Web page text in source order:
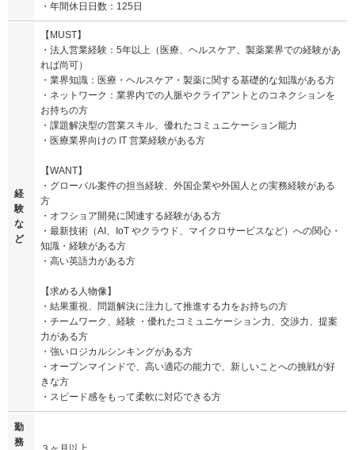
・年間休日日数：125日
経
験
な
ど
【MUST】
・法人営業経験：5年以上（医療、ヘルスケア、製薬業界での経験があ
れば尚可）
・業界知識：医療・ヘルスケア・製薬に関する基礎的な知識がある方
・ネットワーク：業界内での人脈やクライアントとのコネクションを
お持ちの方
・課題解決型の営業スキル、優れたコミュニケーション能力
・医療業界向けの IT 営業経験がある方
【WANT】
・グローバル案件の担当経験、外国企業や外国人との実務経験がある
方
・オフショア開発に関連する経験がある方
・最新技術（AI、IoT やクラウド、マイクロサービスなど）への関心・
知識・経験がある方
・高い英語力がある方
【求める人物像】
・結果重視、問題解決に注力して推進する力をお持ちの方
・チームワーク、経験 ・優れたコミュニケーション力、交渉力、提案
力がある方
・強いロジカルシンキングがある方
・オープンマインドで、高い適応の能力で、新しいことへの挑戦が好
きな方
・スピード感をもって柔軟に対応できる方
勤
務